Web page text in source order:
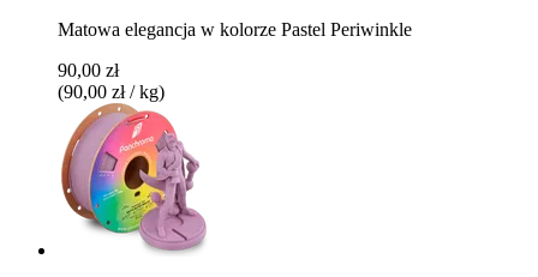
Matowa elegancja w kolorze Pastel Periwinkle
90,00 zł
(90,00 zł / kg)